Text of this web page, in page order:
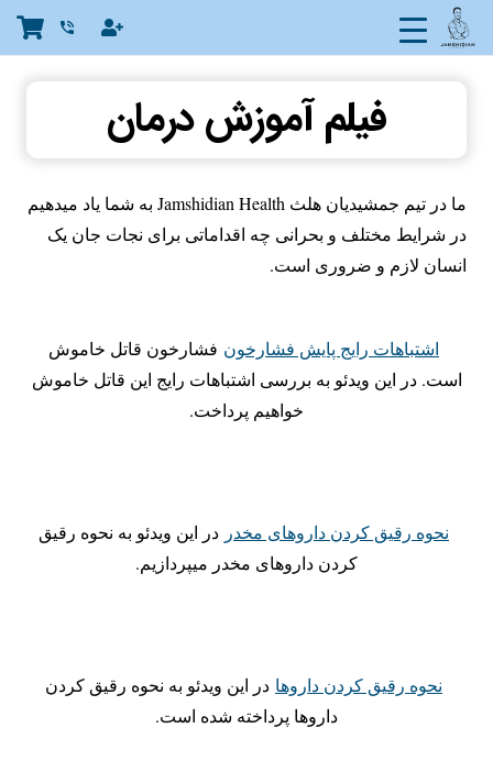
phone_in_talk
فیلم آموزش درمان
ما در تیم جمشیدیان هلث Jamshidian Health به شما یاد میدهیم
در شرایط مختلف و بحرانی چه اقداماتی برای نجات جان یک
انسان لازم و ضروری است.
اشتباهات رایج پایش فشارخون فشارخون قاتل خاموش
است. در این ویدئو به بررسی اشتباهات رایج این قاتل خاموش
خواهیم پرداخت.
نحوه رقیق کردن داروهای مخدر در این ویدئو به نحوه رقیق
کردن داروهای مخدر میپردازیم.
نحوه رقیق کردن داروها در این ویدئو به نحوه رقیق کردن
داروها پرداخته شده است.